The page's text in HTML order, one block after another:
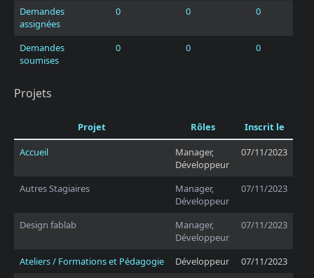
Demandes
assignées
0 0 0
Demandes
soumises
0 0 0
Projets
Projet Rôles
Inscrit le
Accueil
Manager,
Développeur
07/11/2023
Autres Stagiaires
Manager,
Développeur
07/11/2023
Design fablab
Manager,
Développeur
07/11/2023
Ateliers / Formations et Pédagogie Développeur
07/11/2023